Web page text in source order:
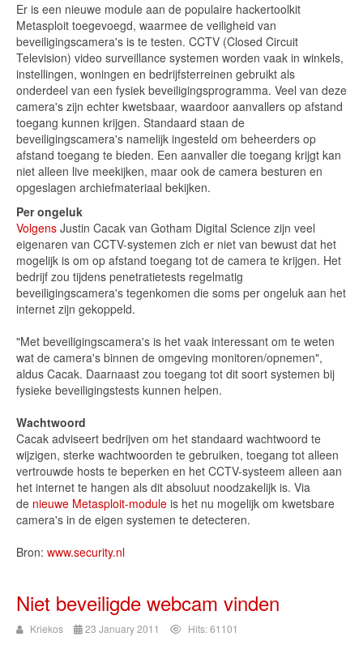
Er is een nieuwe module aan de populaire hackertoolkit
Metasploit toegevoegd, waarmee de veiligheid van
beveiligingscamera's is te testen. CCTV (Closed Circuit
Television) video surveillance systemen worden vaak in winkels,
instellingen, woningen en bedrijfsterreinen gebruikt als
onderdeel van een fysiek beveiligingsprogramma. Veel van deze
camera's zijn echter kwetsbaar, waardoor aanvallers op afstand
toegang kunnen krijgen. Standaard staan de
beveiligingscamera's namelijk ingesteld om beheerders op
afstand toegang te bieden. Een aanvaller die toegang krijgt kan
niet alleen live meekijken, maar ook de camera besturen en
opgeslagen archiefmateriaal bekijken.
Per ongeluk
Volgens Justin Cacak van Gotham Digital Science zijn veel
eigenaren van CCTV-systemen zich er niet van bewust dat het
mogelijk is om op afstand toegang tot de camera te krijgen. Het
bedrijf zou tijdens penetratietests regelmatig
beveiligingscamera's tegenkomen die soms per ongeluk aan het
internet zijn gekoppeld.
"Met beveiligingscamera's is het vaak interessant om te weten
wat de camera's binnen de omgeving monitoren/opnemen",
aldus Cacak. Daarnaast zou toegang tot dit soort systemen bij
fysieke beveiligingstests kunnen helpen.
Wachtwoord
Cacak adviseert bedrijven om het standaard wachtwoord te
wijzigen, sterke wachtwoorden te gebruiken, toegang tot alleen
vertrouwde hosts te beperken en het CCTV-systeem alleen aan
het internet te hangen als dit absoluut noodzakelijk is. Via
de nieuwe Metasploit-module is het nu mogelijk om kwetsbare
camera's in de eigen systemen te detecteren.
Bron: www.security.nl
Niet beveiligde webcam vinden
Kriekos 23 January 2011 Hits: 61101